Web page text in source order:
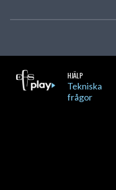
HJÄLP
Tekniska
frågor